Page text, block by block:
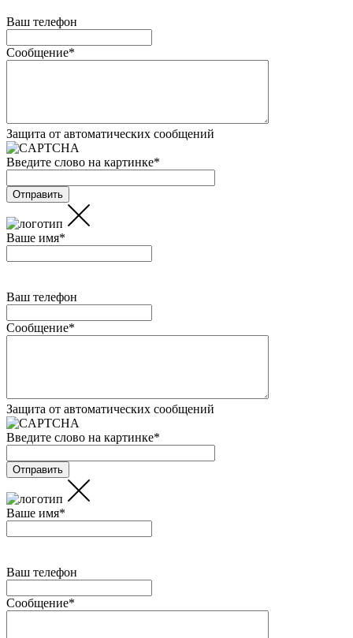
Ваш телефон
Сообщение*
Защита от автоматических сообщений
Введите слово на картинке*
Ваше имя*
Ваш телефон
Сообщение*
Защита от автоматических сообщений
Введите слово на картинке*
Ваше имя*
Ваш телефон
Сообщение*